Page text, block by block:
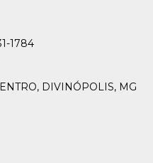
1784
DIVINÓPOLIS, MG